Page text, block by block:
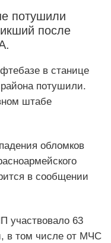
потушили
после
в станице
потушили.
штабе
обломков
в сообщении
участвовало 63
в том числе от МЧС